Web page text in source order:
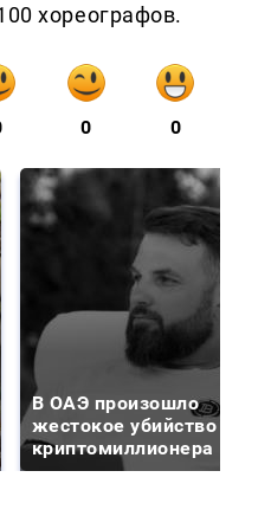
хореографов.
0 0
В ОАЭ произошло
жестокое убийство
криптомиллионера